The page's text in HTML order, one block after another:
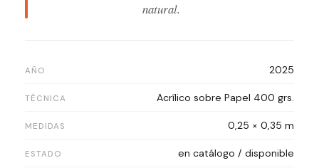
natural.
AÑO 2025
TÉCNICA Acrílico sobre Papel 400 grs.
MEDIDAS 0,25 × 0,35 m
ESTADO en catálogo / disponible